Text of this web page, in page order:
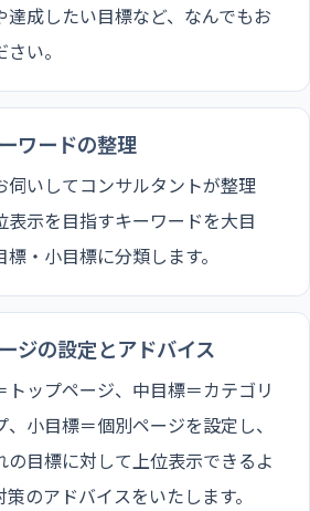
達成したい目標など、なんでもお
い。
ワードの整理
伺いしてコンサルタントが整理
表示を目指すキーワードを大目
・小目標に分類します。
ジの設定とアドバイス
トップページ、中目標＝カテゴリ
、小目標＝個別ページを設定し、
の目標に対して上位表示できるよ
策のアドバイスをいたします。